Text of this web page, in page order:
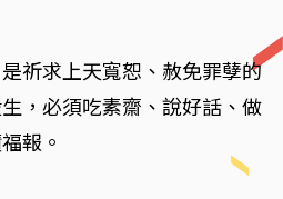
祈求上天寬恕、赦免罪孽的
，必須吃素齋、說好話、做
報。